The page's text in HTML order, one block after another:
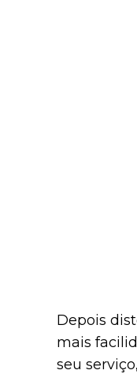
Depois
mais
seu